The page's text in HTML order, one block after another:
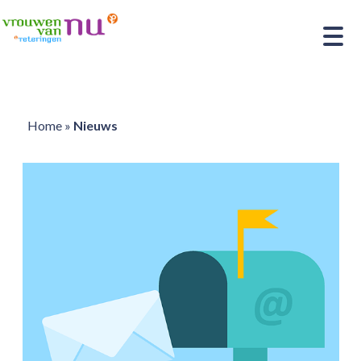
Home» Nieuws